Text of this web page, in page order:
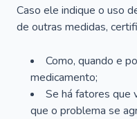
Caso ele indique o uso
de outras medidas,
Como, quando e
medicamento;
Se há fatores que
que o problema se